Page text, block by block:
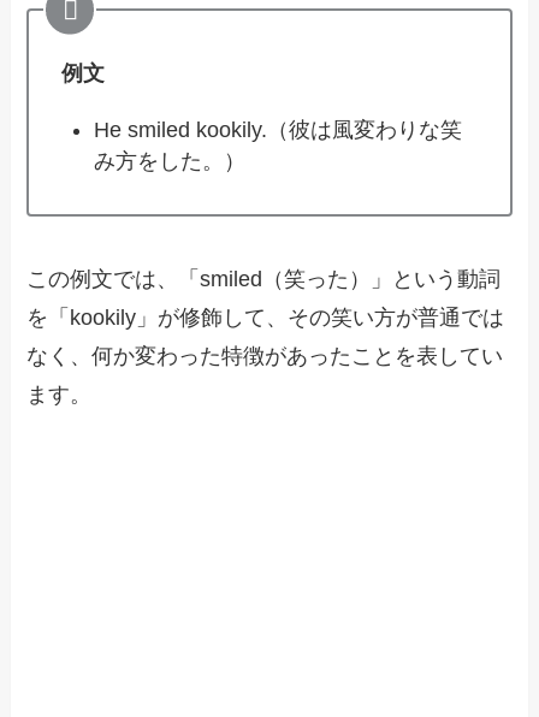
例文
He smiled kookily.（彼は風変わりな笑
み方をした。）
この例文では、「smiled（笑った）」という動詞
を「kookily」が修飾して、その笑い方が普通では
なく、何か変わった特徴があったことを表してい
ます。